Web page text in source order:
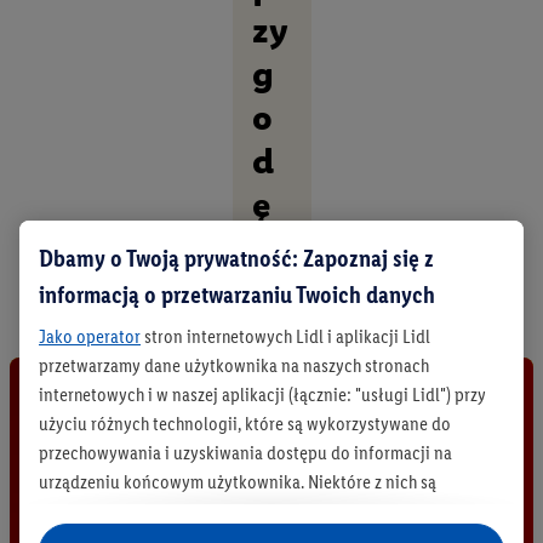
zy
g
o
d
ę
O
k
y
j
w
s
z
s
Dbamy o Twoją prywatność: Zapoznaj się z
informacją o przetwarzaniu Twoich danych
Jako operatorstron internetowych Lidl i aplikacji Lidl
przetwarzamy dane użytkownika na naszych stronach
internetowych i w naszej aplikacji (łącznie: "usługi Lidl") przy
użyciu różnych technologii, które są wykorzystywane do
przechowywania i uzyskiwania dostępu do informacji na
urządzeniu końcowym użytkownika. Niektóre z nich są